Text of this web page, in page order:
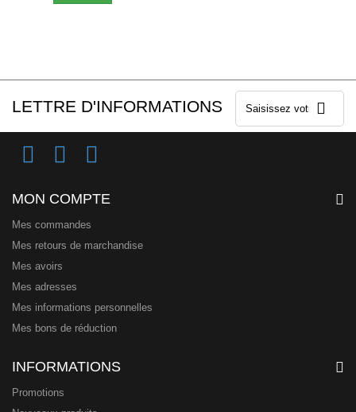
LETTRE D'INFORMATIONS
MON COMPTE
Mes commandes
Mes retours de marchandise
Mes avoirs
Mes adresses
Mes informations personnelles
Mes bons de réduction
INFORMATIONS
Promotions